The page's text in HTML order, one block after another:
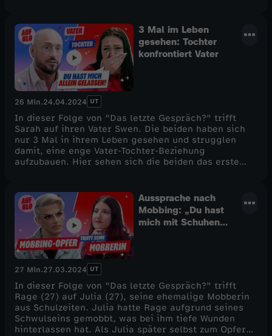
miteinander gesprochen. Felicia wünscht sich
Einsicht und Akzeptanz von ihrer Mutter, denn Birgit
fällt es schwer, Felicias Identität zu akzeptieren.
Birgit wiederum fühlt sich von Felicia oft verbal
attackiert und zieht sich aus Selbstschutz aus der
Beziehung zu ihrer Tochter zurück. Können die
beiden wieder zueinander finden und vielleicht sogar
in eine gemeinsame Zukunft schauen? Hinweis: In
diesem Video wird Felicia misgendert. Falls es Dir
damit nicht gut geht, schau Dir das Video lieber
nicht alleine an. “Das letzte Gespräch?” ist eine
Neuentwicklung von Auf Klo für funk. Was haut Dich
richtig um, was könnten wir besser machen? Wir
Kommentaren oder über den Community Tab
3 Mal im Leben
gesehen: Tochter
konfrontiert Vater
26 Min.24.04.2024 UT
In dieser Folge von "Das letzte Gespräch?" trifft
Sarah auf ihren Vater Swen. Die beiden haben sich
nur 3 Mal in ihrem Leben gesehen und strugglen
damit, eine enge Vater-Tochter-Beziehung
aufzubauen. Hier sehen sich die beiden das erste
darüber gesprochen haben sie noch nie.Dafür
bekommen sie Unterstützung von unserem
Psychotherapeuten Umut, der ihnen mit Rat und Tat
zur Seite steht.Können heute Vater und Tochter
endlich offen miteinander reden und ihr Problem
lösen oder wird es das letzte Gespräch sein?Schreibt
uns gern in die Kommentare, wie ihr diese Folge
findet! _______________Hilfsangebote Brauchst du
Hilfe? Hier findest du Angebote, die dir aus deiner
schwierigen Situation helfen können:Beim Krisen-
Chat finden alle unter 25 Jahren jemanden zum
Reden. Tag und Nacht, montags bis sonntags,
einfach per WhatsApp-Chat: https://krisenchat.de/
Aussprache nach
Mobbing: „Du hast
mich mit Schuhen
27 Min.27.03.2024 UT
In dieser Folge von "Das letzte Gespräch?" trifft
Rage (27) auf Julia (27), seine ehemalige Mobberin
aus Schulzeiten. Julia hatte Rage aufgrund seines
Schwulseins gemobbt, was bei ihm tiefe Wunden
hinterlassen hat. Als Julia später selbst zum Opfer